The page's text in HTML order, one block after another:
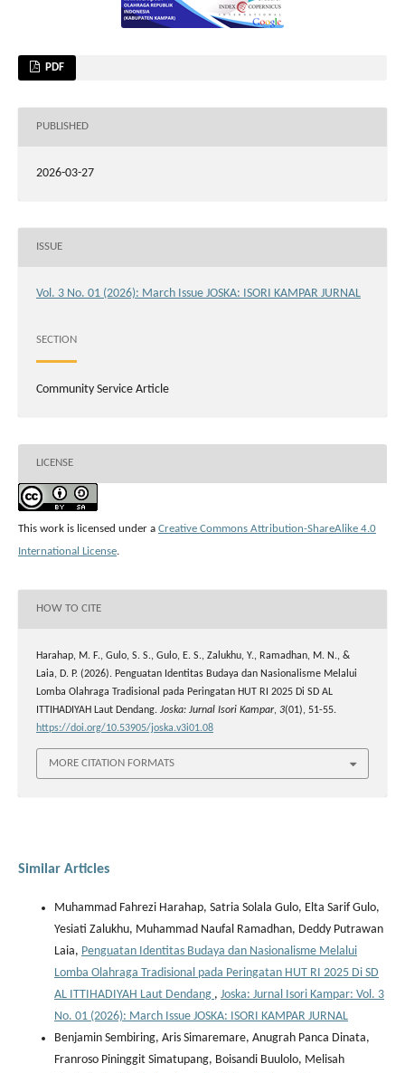
PDF
PUBLISHED
2026-03-27
ISSUE
Vol. 3 No. 01 (2026): March Issue JOSKA: ISORI KAMPAR JURNAL
SECTION
Community Service Article
LICENSE
This work is licensed under a Creative Commons Attribution-ShareAlike 4.0
International License.
HOW TO CITE
Harahap, M. F., Gulo, S. S., Gulo, E. S., Zalukhu, Y., Ramadhan, M. N., &
Laia, D. P. (2026). Penguatan Identitas Budaya dan Nasionalisme Melalui
Lomba Olahraga Tradisional pada Peringatan HUT RI 2025 Di SD AL
ITTIHADIYAH Laut Dendang. Joska: Jurnal Isori Kampar, 3(01), 51-55.
https://doi.org/10.53905/joska.v3i01.08
MORE CITATION FORMATS
Similar Articles
Muhammad Fahrezi Harahap, Satria Solala Gulo, Elta Sarif Gulo,
Yesiati Zalukhu, Muhammad Naufal Ramadhan, Deddy Putrawan
Laia, Penguatan Identitas Budaya dan Nasionalisme Melalui
Lomba Olahraga Tradisional pada Peringatan HUT RI 2025 Di SD
AL ITTIHADIYAH Laut Dendang , Joska: Jurnal Isori Kampar: Vol. 3
No. 01 (2026): March Issue JOSKA: ISORI KAMPAR JURNAL
Benjamin Sembiring, Aris Simaremare, Anugrah Panca Dinata,
Franroso Pininggit Simatupang, Boisandi Buulolo, Melisah